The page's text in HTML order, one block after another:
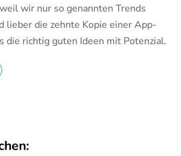
wir nur so genannten Trends
lieber die zehnte Kopie einer App-
die richtig guten Ideen mit Potenzial.